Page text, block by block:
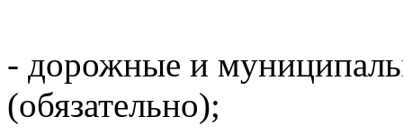
- дорожные и
(обязательно);